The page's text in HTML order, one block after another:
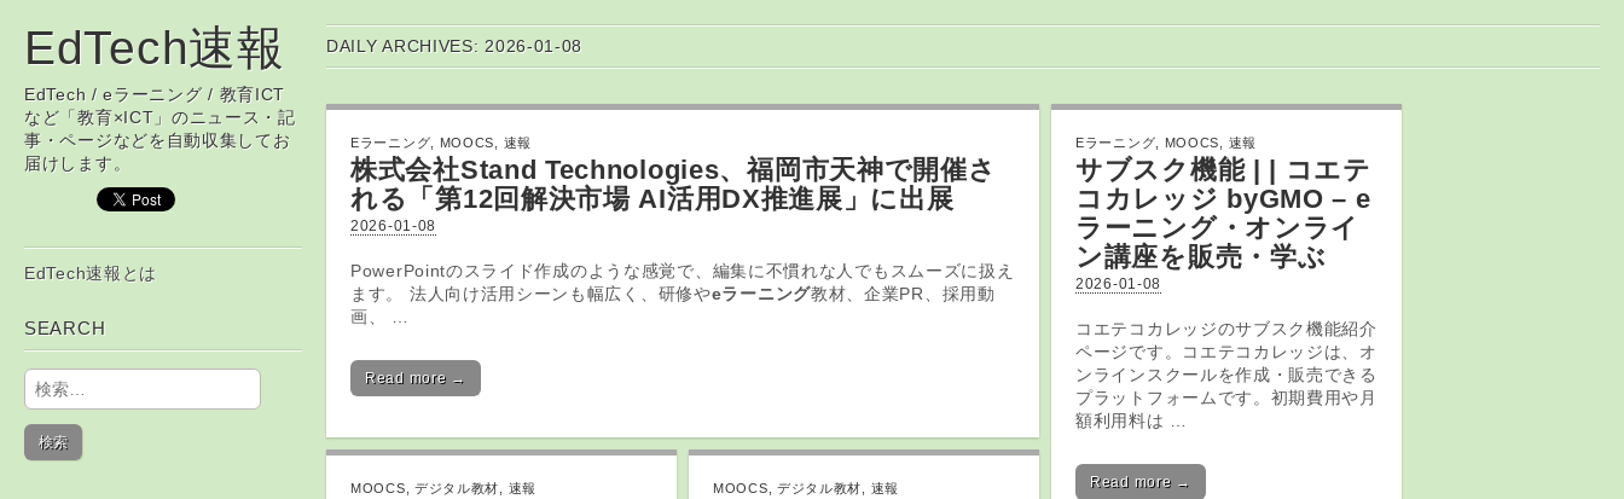
EdTech速報
EdTech / eラーニング / 教育ICT
など「教育×ICT」のニュース・記
事・ページなどを自動収集してお
届けします。
Skip to content
EdTech速報とは
SEARCH
検索:
DAILY ARCHIVES: 2026-01-08
Eラーニング MOOCS 速報
株式会社Stand Technologies、福岡市天神で開催さ
れる「第12回解決市場 AI活用DX推進展」に出展
2026-01-08
PowerPointのスライド作成のような感覚で、編集に不慣れな人でもスムーズに扱え
ます。 法人向け活用シーンも幅広く、研修やeラーニング教材、企業PR、採用動
画、 …
Read more →
Eラーニング MOOCS 速報
サブスク機能 | | コエテ
コカレッジ byGMO – e
ラーニング・オンライ
ン講座を販売・学ぶ
2026-01-08
コエテコカレッジのサブスク機能紹介
ページです。コエテコカレッジは、オ
ンラインスクールを作成・販売できる
プラットフォームです。初期費用や月
額利用料は …
Read more →
MOOCS デジタル教材 速報 MOOCS デジタル教材 速報